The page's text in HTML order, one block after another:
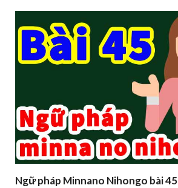
Ngữ pháp Minnano Nihongo bài 45